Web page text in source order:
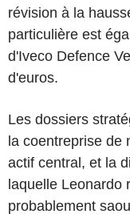
révision à la
particulière est
d'Iveco Defence
d'euros.
Les dossiers
la coentreprise de
actif central, et la
laquelle Leonardo
probablement